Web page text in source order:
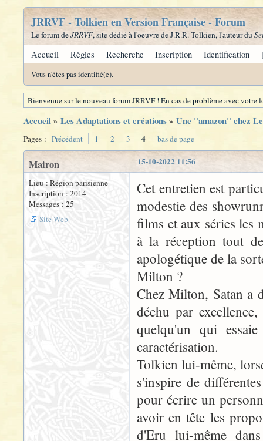
JRRVF - Tolkien en Version Française - Forum
Le forum deJRRVF, site dédié à l'oeuvre de J.R.R. Tolkien, l'auteur du
Accueil Règles Recherche Inscription Identification
Vous n'êtes pas identifié(e).
Bienvenue sur le nouveau forum JRRVF ! En cas de problème avec
Accueil» Les Adaptations et créations» Une "amazon" chez
Pages : Précédent 1 2 3 4 bas de page
15-10-2022 11:56
Mairon
Lieu : Région parisienne
Inscription : 2014
Messages : 25
Site Web
Cet entretien est
modestie des
films et aux séries les
à la réception tout
apologétique de la
Milton ?
Chez Milton, Satan a
déchu par
quelqu'un qui
caractérisation.
Tolkien lui-même,
s'inspire de
pour écrire un
avoir en tête les
d'Eru lui-même